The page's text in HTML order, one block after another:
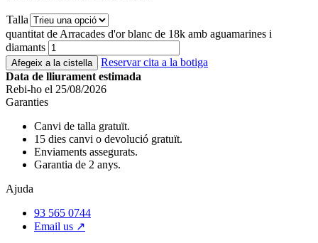
Talla
quantitat de Arracades d'or blanc de 18k amb aguamarines i
diamants
Afegeix a la cistella
Reservar cita a la botiga
Data de lliurament estimada
Rebi-ho el 25/08/2026
Garanties
Canvi de talla gratuït.
15 dies canvi o devolució gratuït.
Enviaments assegurats.
Garantia de 2 anys.
Ajuda
93 565 0744
Email us ↗︎